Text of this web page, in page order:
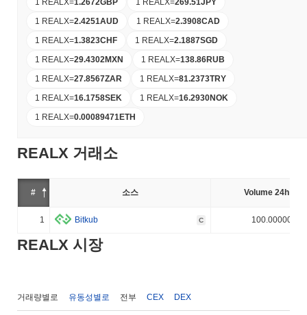
1 REALX=2.4251AUD 1 REALX=2.3908CAD
1 REALX=1.3823CHF 1 REALX=2.1887SGD
1 REALX=29.4302MXN 1 REALX=138.86RUB
1 REALX=27.8567ZAR 1 REALX=81.2373TRY
1 REALX=16.1758SEK 1 REALX=16.2930NOK
1 REALX=0.00089471ETH
REALX 거래소
# 소스 Volume 24h (%)
1 Bitkub C 100.000000%
REALX 시장
거래량별로 유동성별로 전부 CEX DEX